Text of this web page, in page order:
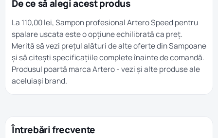
De ce să alegi acest produs
La 110,00 lei, Sampon profesional Artero Speed pentru
spalare uscata este o opțiune echilibrată ca preț.
Merită să vezi prețul alături de alte oferte dinSampoane
și să citești specificațiile complete înainte de comandă.
Produsul poartă marcaArtero- vezi și alte produse ale
aceluiași brand.
Întrebări frecvente